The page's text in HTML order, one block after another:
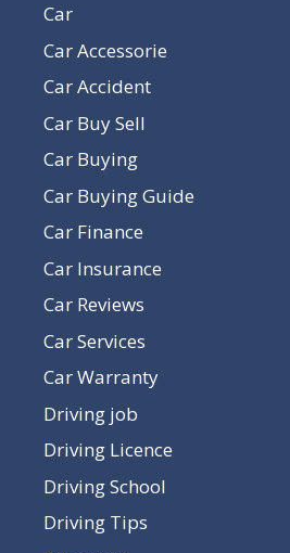
Car
Car Accessorie
Car Accident
Car Buy Sell
Car Buying
Car Buying Guide
Car Finance
Car Insurance
Car Reviews
Car Services
Car Warranty
Driving job
Driving Licence
Driving School
Driving Tips